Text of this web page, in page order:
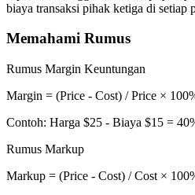
biaya transaksi pihak ketiga di setiap
Memahami Rumus
Rumus Margin Keuntungan
Margin = (Price - Cost) / Price ×
Contoh: Harga $25 - Biaya $15 =
Rumus Markup
Markup = (Price - Cost) / Cost ×